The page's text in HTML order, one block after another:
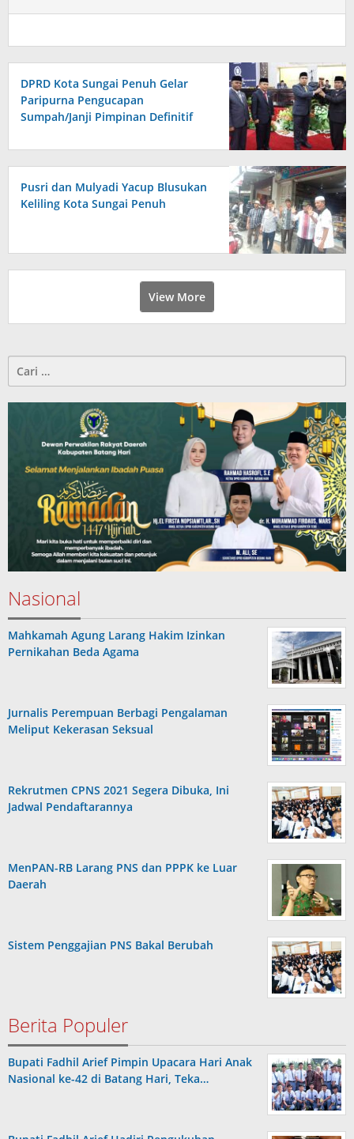
DPRD Kota Sungai Penuh Gelar
Paripurna Pengucapan
Sumpah/Janji Pimpinan Definitif
Pusri dan Mulyadi Yacup Blusukan
Keliling Kota Sungai Penuh
View More
untuk:
Nasional
Mahkamah Agung Larang Hakim Izinkan
Pernikahan Beda Agama
Jurnalis Perempuan Berbagi Pengalaman
Meliput Kekerasan Seksual
Rekrutmen CPNS 2021 Segera Dibuka, Ini
Jadwal Pendaftarannya
MenPAN-RB Larang PNS dan PPPK ke Luar
Daerah
Sistem Penggajian PNS Bakal Berubah
Berita Populer
Bupati Fadhil Arief Pimpin Upacara Hari Anak
Nasional ke-42 di Batang Hari, Teka…